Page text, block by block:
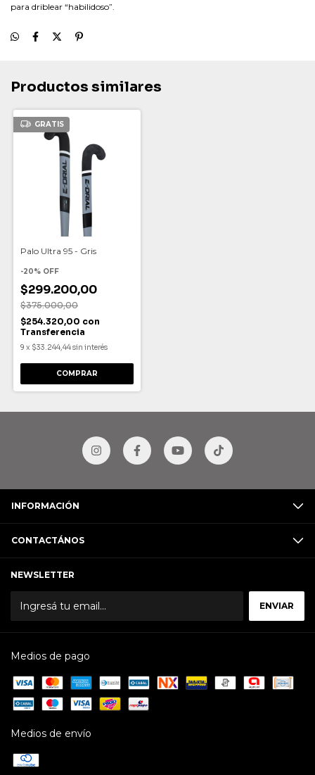
para driblear “habilidoso”.
Productos similares
GRATIS
Palo Ultra 95 - Gris
-20% OFF
$299.200,00
$375.000,00
$254.320,00 con
Transferencia
9 x $33.244,44sin interés
COMPRAR
INFORMACIÓN
CONTACTÁNOS
NEWSLETTER
Medios de pago
Medios de envío